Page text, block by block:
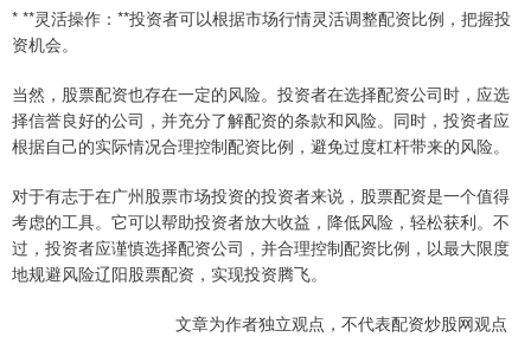
* **灵活操作：**投资者可以根据市场行情灵活调整配资比例，把握投
资机会。
当然，股票配资也存在一定的风险。投资者在选择配资公司时，应选
择信誉良好的公司，并充分了解配资的条款和风险。同时，投资者应
根据自己的实际情况合理控制配资比例，避免过度杠杆带来的风险。
对于有志于在广州股票市场投资的投资者来说，股票配资是一个值得
考虑的工具。它可以帮助投资者放大收益，降低风险，轻松获利。不
过，投资者应谨慎选择配资公司，并合理控制配资比例，以最大限度
地规避风险辽阳股票配资，实现投资腾飞。
文章为作者独立观点，不代表配资炒股网观点